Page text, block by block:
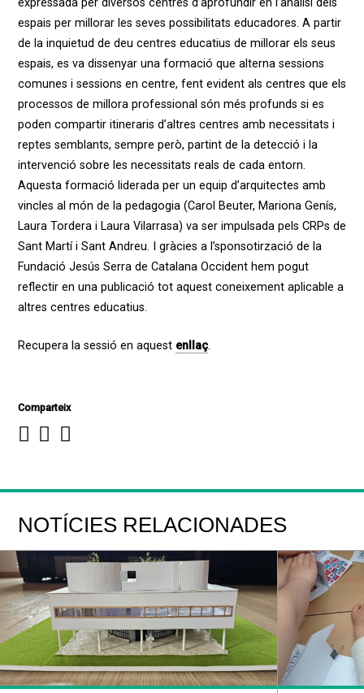
expressada per diversos centres d’aprofundir en l’anàlisi dels
espais per millorar les seves possibilitats educadores. A partir
de la inquietud de deu centres educatius de millorar els seus
espais, es va dissenyar una formació que alterna sessions
comunes i sessions en centre, fent evident als centres que els
processos de millora professional són més profunds si es
poden compartir itineraris d’altres centres amb necessitats i
reptes semblants, sempre però, partint de la detecció i la
intervenció sobre les necessitats reals de cada entorn.
Aquesta formació liderada per un equip d’arquitectes amb
vincles al món de la pedagogia (Carol Beuter, Mariona Genís,
Laura Tordera i Laura Vilarrasa) va ser impulsada pels CRPs de
Sant Martí i Sant Andreu. I gràcies a l’sponsotirzació de la
Fundació Jesús Serra de Catalana Occident hem pogut
reflectir en una publicació tot aquest coneixement aplicable a
altres centres educatius.
Recupera la sessió en aquest enllaç.
Comparteix
NOTÍCIES RELACIONADES